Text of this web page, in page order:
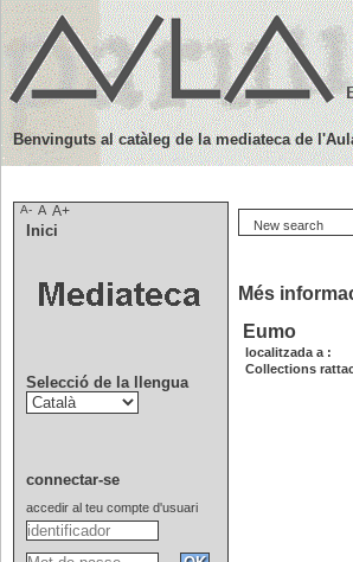
New search
Més
Eumo
localitzada a :
Collections
Benvinguts al catàleg de la mediateca de
A- A A+
Inici
Selecció de la llengua
connectar-se
accedir al teu compte d'usuari